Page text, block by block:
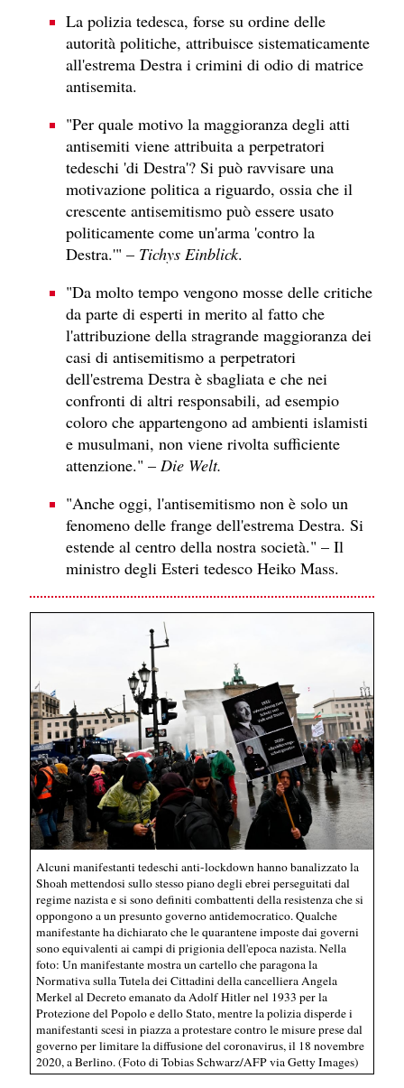
La polizia tedesca, forse su ordine delle
autorità politiche, attribuisce sistematicamente
all'estrema Destra i crimini di odio di matrice
antisemita.
"Per quale motivo la maggioranza degli atti
antisemiti viene attribuita a perpetratori
tedeschi 'di Destra'? Si può ravvisare una
motivazione politica a riguardo, ossia che il
crescente antisemitismo può essere usato
politicamente come un'arma 'contro la
Destra.'" – Tichys Einblick.
"Da molto tempo vengono mosse delle critiche
da parte di esperti in merito al fatto che
l'attribuzione della stragrande maggioranza dei
casi di antisemitismo a perpetratori
dell'estrema Destra è sbagliata e che nei
confronti di altri responsabili, ad esempio
coloro che appartengono ad ambienti islamisti
e musulmani, non viene rivolta sufficiente
attenzione." – Die Welt.
"Anche oggi, l'antisemitismo non è solo un
fenomeno delle frange dell'estrema Destra. Si
estende al centro della nostra società." – Il
ministro degli Esteri tedesco Heiko Mass.
Alcuni manifestanti tedeschi anti-lockdown hanno banalizzato la
Shoah mettendosi sullo stesso piano degli ebrei perseguitati dal
regime nazista e si sono definiti combattenti della resistenza che si
oppongono a un presunto governo antidemocratico. Qualche
manifestante ha dichiarato che le quarantene imposte dai governi
sono equivalenti ai campi di prigionia dell'epoca nazista. Nella
foto: Un manifestante mostra un cartello che paragona la
Normativa sulla Tutela dei Cittadini della cancelliera Angela
Merkel al Decreto emanato da Adolf Hitler nel 1933 per la
Protezione del Popolo e dello Stato, mentre la polizia disperde i
manifestanti scesi in piazza a protestare contro le misure prese dal
governo per limitare la diffusione del coronavirus, il 18 novembre
2020, a Berlino. (Foto di Tobias Schwarz/AFP via Getty Images)